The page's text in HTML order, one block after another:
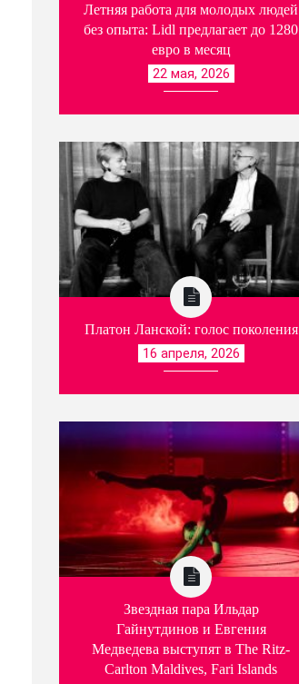
Летняя работа для молодых людей
без опыта: Lidl предлагает до 1280
евро в месяц
22 мая, 2026
Платон Ланской: голос поколения
16 апреля, 2026
Звездная пара Ильдар
Гайнутдинов и Евгения
Медведева выступят в The Ritz-
Carlton Maldives, Fari Islands